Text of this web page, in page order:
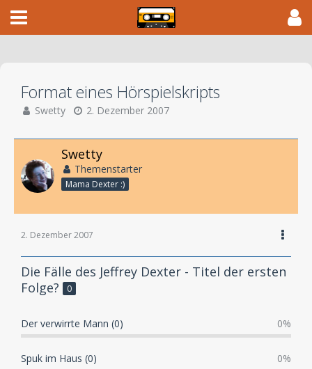
Format eines Hörspielskripts
Swetty 2. Dezember 2007
Swetty
Themenstarter
Mama Dexter :)
2. Dezember 2007
Die Fälle des Jeffrey Dexter - Titel der ersten
Folge?
0
Der verwirrte Mann (0) 0%
Spuk im Haus (0) 0%